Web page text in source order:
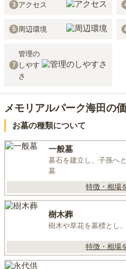
3 アクセス
5 周辺環境
7
管理の
しやす
さ
メモリアルパーク海田の
お墓の種類について
一般墓
墓石を建立し、子孫へ
墓
特徴・相場
樹木葬
樹木や草花を墓標とし
特徴・相場